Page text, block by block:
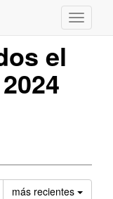
el
más recientes